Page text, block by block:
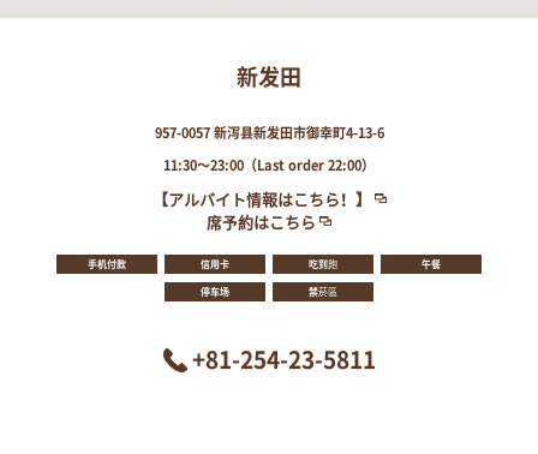
新发田
957-0057 新泻县新发田市御幸町4-13-6
11:30～23:00（Last order 22:00）
【アルバイト情報はこちら！】
席予約はこちら
手机付款 信用卡 吃到飽 午餐
停车场 禁菸區
+81-254-23-5811